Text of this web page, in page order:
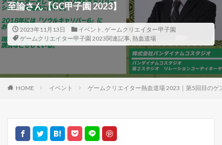
至論さん【GC甲子園 2023】
2023年11月13日 イベント , ゲームクリエイター甲子園
ゲームクリエイター甲子園 2023関連記事, 熱血道場
HOME イベント ゲームクリエイター熱血道場 2023｜第5回目の